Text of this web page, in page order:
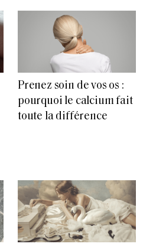
Prenez soin de vos os :
pourquoi le calcium fait
toute la différence